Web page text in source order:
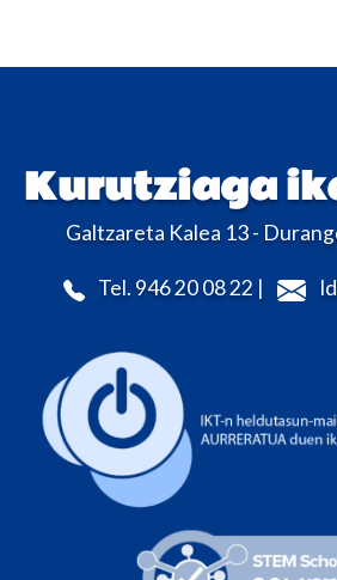
Kurutziaga
Galtzareta Kalea 13 -
Tel. 946 20 08 22 |